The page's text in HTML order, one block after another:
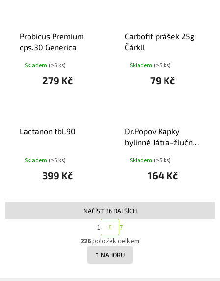
Probicus Premium
cps.30 Generica
Skladem (>5 ks)
279 Kč
Carbofit prášek 25g
Čárkll
Skladem (>5 ks)
79 Kč
Lactanon tbl.90
Skladem (>5 ks)
399 Kč
Dr.Popov Kapky
bylinné Játra-žlučník
Skladem (>5 ks)
164 Kč
O
v
l
á
NAČÍST 36 DALŠÍCH
T
R
Á
N
K
1
7
226položek celkem
NAHORU